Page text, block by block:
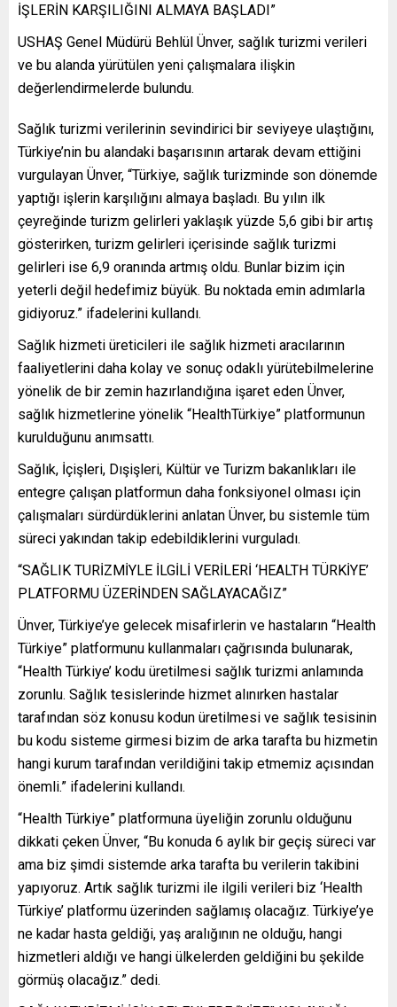
İŞLERİN KARŞILIĞINI ALMAYA BAŞLADI”
USHAŞ Genel Müdürü Behlül Ünver, sağlık turizmi verileri
ve bu alanda yürütülen yeni çalışmalara ilişkin
değerlendirmelerde bulundu.
Sağlık turizmi verilerinin sevindirici bir seviyeye ulaştığını,
Türkiye’nin bu alandaki başarısının artarak devam ettiğini
vurgulayan Ünver, “Türkiye, sağlık turizminde son dönemde
yaptığı işlerin karşılığını almaya başladı. Bu yılın ilk
çeyreğinde turizm gelirleri yaklaşık yüzde 5,6 gibi bir artış
gösterirken, turizm gelirleri içerisinde sağlık turizmi
gelirleri ise 6,9 oranında artmış oldu. Bunlar bizim için
yeterli değil hedefimiz büyük. Bu noktada emin adımlarla
gidiyoruz.” ifadelerini kullandı.
Sağlık hizmeti üreticileri ile sağlık hizmeti aracılarının
faaliyetlerini daha kolay ve sonuç odaklı yürütebilmelerine
yönelik de bir zemin hazırlandığına işaret eden Ünver,
sağlık hizmetlerine yönelik “HealthTürkiye” platformunun
kurulduğunu anımsattı.
Sağlık, İçişleri, Dışişleri, Kültür ve Turizm bakanlıkları ile
entegre çalışan platformun daha fonksiyonel olması için
çalışmaları sürdürdüklerini anlatan Ünver, bu sistemle tüm
süreci yakından takip edebildiklerini vurguladı.
“SAĞLIK TURİZMİYLE İLGİLİ VERİLERİ ‘HEALTH TÜRKİYE’
PLATFORMU ÜZERİNDEN SAĞLAYACAĞIZ”
Ünver, Türkiye’ye gelecek misafirlerin ve hastaların “Health
Türkiye” platformunu kullanmaları çağrısında bulunarak,
“Health Türkiye’ kodu üretilmesi sağlık turizmi anlamında
zorunlu. Sağlık tesislerinde hizmet alınırken hastalar
tarafından söz konusu kodun üretilmesi ve sağlık tesisinin
bu kodu sisteme girmesi bizim de arka tarafta bu hizmetin
hangi kurum tarafından verildiğini takip etmemiz açısından
önemli.” ifadelerini kullandı.
“Health Türkiye” platformuna üyeliğin zorunlu olduğunu
dikkati çeken Ünver, “Bu konuda 6 aylık bir geçiş süreci var
ama biz şimdi sistemde arka tarafta bu verilerin takibini
yapıyoruz. Artık sağlık turizmi ile ilgili verileri biz ‘Health
Türkiye’ platformu üzerinden sağlamış olacağız. Türkiye’ye
ne kadar hasta geldiği, yaş aralığının ne olduğu, hangi
hizmetleri aldığı ve hangi ülkelerden geldiğini bu şekilde
görmüş olacağız.” dedi.